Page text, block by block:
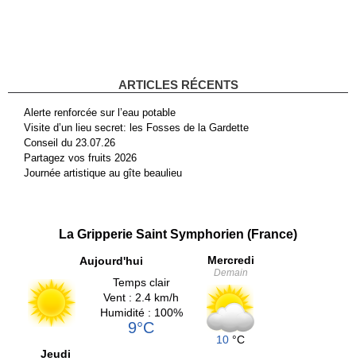
ARTICLES RÉCENTS
Alerte renforcée sur l’eau potable
Visite d’un lieu secret: les Fosses de la Gardette
Conseil du 23.07.26
Partagez vos fruits 2026
Journée artistique au gîte beaulieu
La Gripperie Saint Symphorien (France)
Aujourd'hui
Temps clair
Vent : 2.4 km/h
Humidité : 100%
9°C
Mercredi
Demain
10 °C
Jeudi